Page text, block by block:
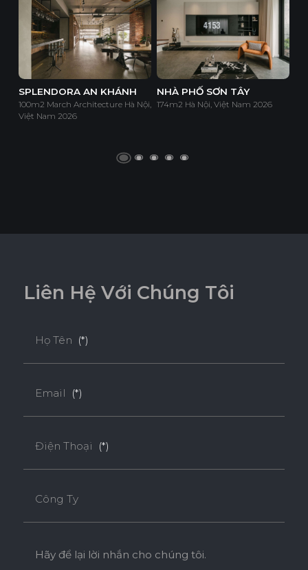
SPLENDORA AN KHÁNH
100m2 March Architecture Hà Nội,
Việt Nam 2026
NHÀ PHỐ SƠN TÂY
174m2 Hà Nội, Việt Nam 2026
Liên Hệ Với Chúng Tôi
Họ Tên (*)
Email (*)
Điện Thoại (*)
Công Ty
Hãy để lại lời nhắn cho chúng tôi.